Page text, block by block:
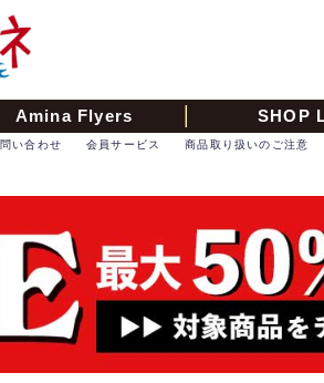
Amina Flyers SHOP
商品取り扱いのご注意
会員サービス
い合わせ